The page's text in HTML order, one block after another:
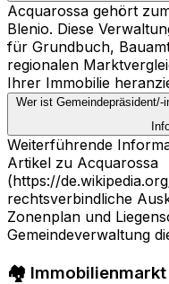
Acquarossa gehört
Blenio. Diese
für Grundbuch,
regionalen
Ihrer Immobilie
Wer ist
Weiterführende
Artikel zu Acquarossa
(https://
rechtsverbindliche
Zonenplan und
Gemeindeverwaltung
🏘️ Immobilienmarkt